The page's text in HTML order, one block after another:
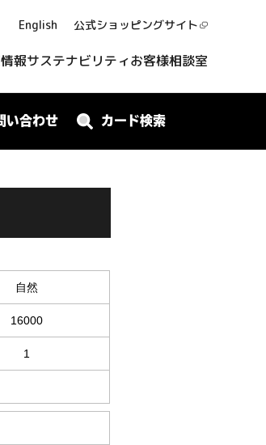
English 公式ショッピングサイト
報サステナビリティお客様相談室
い合わせ カード検索
自然
16000
1